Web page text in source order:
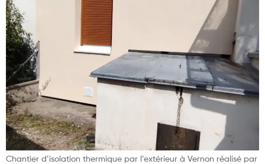
Chantier d’isolation thermique par l’extérieur à Vernon réalisé par